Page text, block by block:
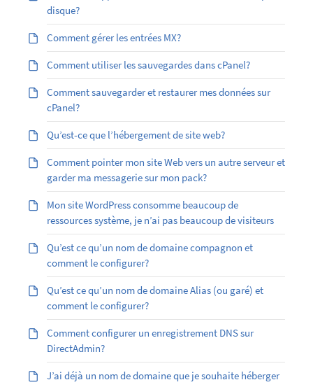
disque?
Comment gérer les entrées MX?
Comment utiliser les sauvegardes dans cPanel?
Comment sauvegarder et restaurer mes données sur
cPanel?
Qu’est-ce que l’hébergement de site web?
Comment pointer mon site Web vers un autre serveur et
garder ma messagerie sur mon pack?
Mon site WordPress consomme beaucoup de
ressources système, je n’ai pas beaucoup de visiteurs
Qu’est ce qu’un nom de domaine compagnon et
comment le configurer?
Qu’est ­ce qu’un nom de domaine Alias (ou garé) et
comment le configurer?
Comment configurer un enregistrement DNS sur
DirectAdmin?
J’ai déjà un nom de domaine que je souhaite héberger